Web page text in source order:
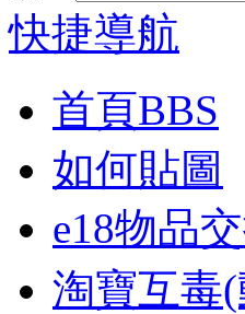
快捷導航
首頁BBS
如何貼圖
e18物品
淘寶互毒